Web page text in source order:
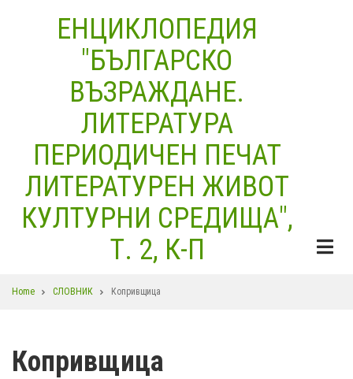
ЕНЦИКЛОПЕДИЯ
"БЪЛГАРСКО
ВЪЗРАЖДАНЕ.
ЛИТЕРАТУРА
ПЕРИОДИЧЕН ПЕЧАТ
ЛИТЕРАТУРЕН ЖИВОТ
КУЛТУРНИ СРЕДИЩА",
Т. 2, К-П
Breadcrumb
Home СЛОВНИК Копривщица
Копривщица